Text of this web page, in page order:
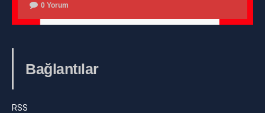
0 Yorum
Bağlantılar
RSS